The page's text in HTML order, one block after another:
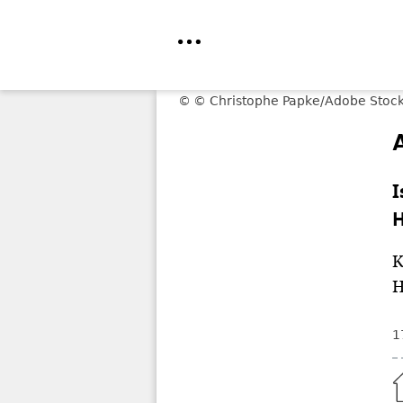
© Christophe Papke/Adobe